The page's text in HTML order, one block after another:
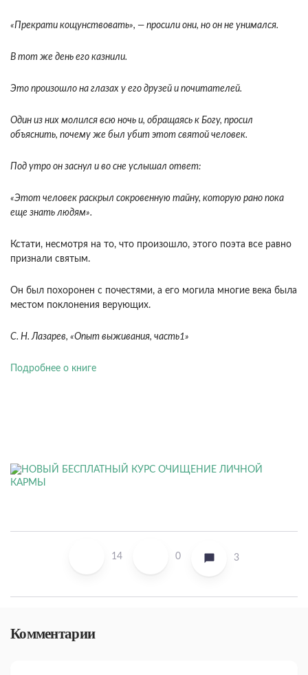
«Пре­крати кощунствовать», — просили они, но он не унимался.
В тот же день его казнили.
Это произош­ло на глазах у его друзей и почитателей.
Один из них молился всю ночь и, обращаясь к Богу, просил
объяснить, почему же был убит этот святой чело­век.
Под утро он заснул и во сне услышал ответ:
«Этот человек раскрыл сокровенную тайну, кото­рую рано пока
еще знать людям».
Кстати, несмотря на то, что произошло, этого поэта все равно
при­знали святым.
Он был похоронен с почестями, а его могила многие века была
местом поклонения верующих.
С. Н. Лазарев, «Опыт выживания, часть1»
Подробнее о книге
14 0 3
Комментарии